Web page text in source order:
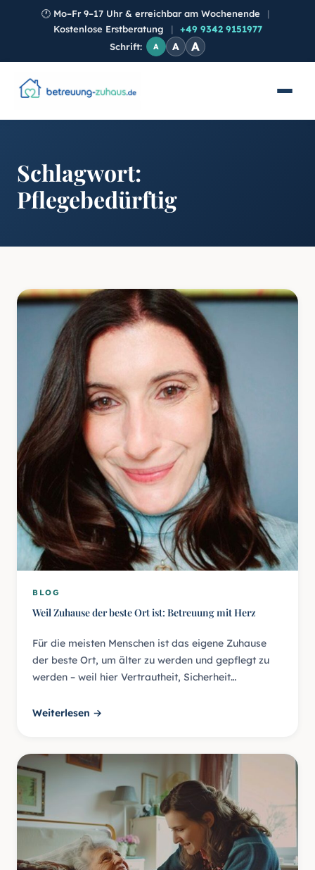
🕐 Mo–Fr 9–17 Uhr & erreichbar am Wochenende
|
Kostenlose Erstberatung
|
+49 9342 9151977
Schrift:
A A A
Schlagwort:
Pflegebedürftig
BLOG
Weil Zuhause der beste Ort ist: Betreuung mit Herz
Für die meisten Menschen ist das eigene Zuhause
der beste Ort, um älter zu werden und gepflegt zu
werden – weil hier Vertrautheit, Sicherheit…
Weiterlesen →